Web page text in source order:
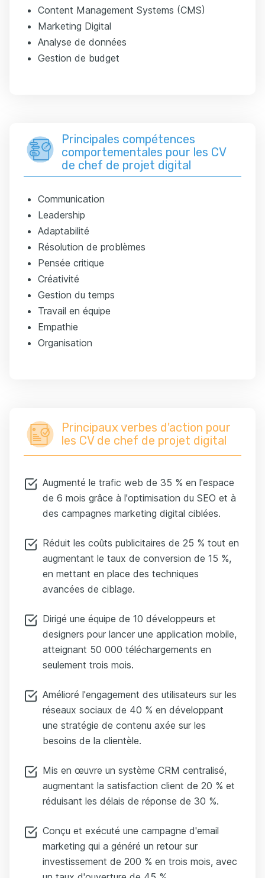
Content Management Systems (CMS)
Marketing Digital
Analyse de données
Gestion de budget
Principales compétences
comportementales pour les CV
de chef de projet digital
Communication
Leadership
Adaptabilité
Résolution de problèmes
Pensée critique
Créativité
Gestion du temps
Travail en équipe
Empathie
Organisation
Principaux verbes d'action pour
les CV de chef de projet digital
Augmenté le trafic web de 35 % en l'espace
de 6 mois grâce à l'optimisation du SEO et à
des campagnes marketing digital ciblées.
Réduit les coûts publicitaires de 25 % tout en
augmentant le taux de conversion de 15 %,
en mettant en place des techniques
avancées de ciblage.
Dirigé une équipe de 10 développeurs et
designers pour lancer une application mobile,
atteignant 50 000 téléchargements en
seulement trois mois.
Amélioré l'engagement des utilisateurs sur les
réseaux sociaux de 40 % en développant
une stratégie de contenu axée sur les
besoins de la clientèle.
Mis en œuvre un système CRM centralisé,
augmentant la satisfaction client de 20 % et
réduisant les délais de réponse de 30 %.
Conçu et exécuté une campagne d'email
marketing qui a généré un retour sur
investissement de 200 % en trois mois, avec